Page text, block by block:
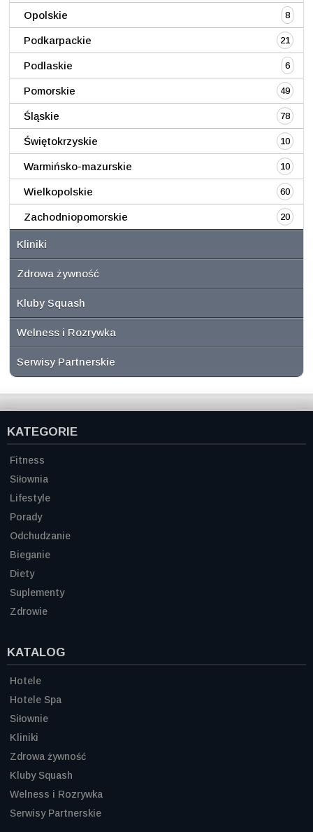
Opolskie 8
Podkarpackie 21
Podlaskie 6
Pomorskie 49
Śląskie 78
Świętokrzyskie 10
Warmińsko-mazurskie 10
Wielkopolskie 60
Zachodniopomorskie 20
Kliniki
Zdrowa żywność
Kluby Squash
Welness i Rozrywka
Serwisy Partnerskie
KATEGORIE
Fitness
Siłownia
Lifestyle
Porady
Odchudzanie
Bieganie
Diety
Suplementy
Zdrowie
KATALOG
Hotele
Hotele Spa
Siłownie
Kliniki
Zdrowa żywność
Kluby Squash
Welness i Rozrywka
Serwisy Partnerskie